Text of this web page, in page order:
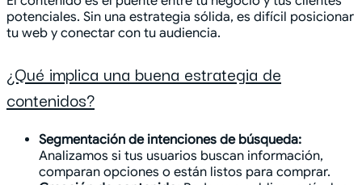
potenciales. Sin una estrategia sólida, es difícil posicionar
tu web y conectar con tu audiencia.
¿Qué implica una buena estrategia de
contenidos?
Segmentación de intenciones de búsqueda:
Analizamos si tus usuarios buscan información,
comparan opciones o están listos para comprar.